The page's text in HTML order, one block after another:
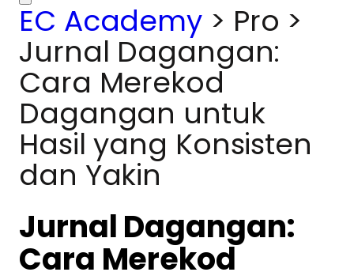
EC Academy > Pro >
Jurnal Dagangan:
Cara Merekod
Dagangan untuk
Hasil yang Konsisten
dan Yakin
Jurnal Dagangan:
Cara Merekod